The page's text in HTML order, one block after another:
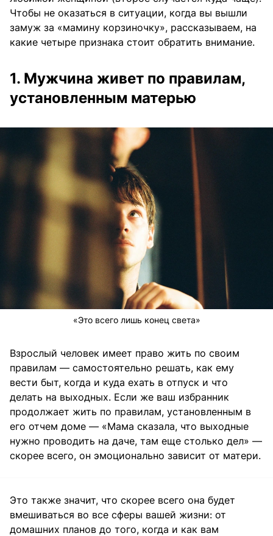
Чтобы не оказаться в ситуации, когда вы вышли
замуж за «мамину корзиночку», рассказываем, на
какие четыре признака стоит обратить внимание.
1. Мужчина живет по правилам,
установленным матерью
«Это всего лишь конец света»
Взрослый человек имеет право жить по своим
правилам — самостоятельно решать, как ему
вести быт, когда и куда ехать в отпуск и что
делать на выходных. Если же ваш избранник
продолжает жить по правилам, установленным в
его отчем доме — «Мама сказала, что выходные
нужно проводить на даче, там еще столько дел» —
скорее всего, он эмоционально зависит от матери.
Это также значит, что скорее всего она будет
вмешиваться во все сферы вашей жизни: от
домашних планов до того, когда и как вам